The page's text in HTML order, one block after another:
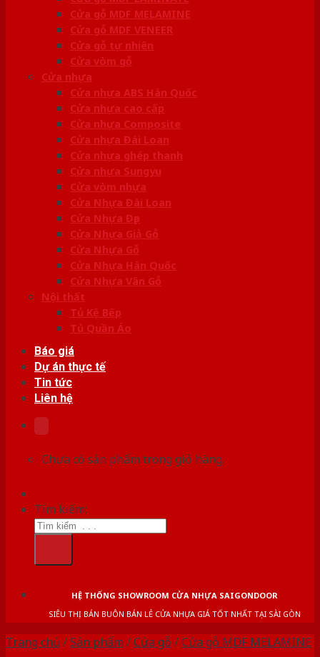
Cửa gỗ MDF MELAMINE
Cửa gỗ MDF VENEER
Cửa gỗ tự nhiên
Cửa vòm gỗ
Cửa nhựa
Cửa nhựa ABS Hàn Quốc
Cửa nhựa cao cấp
Cửa nhựa Composite
Cửa nhựa Đài Loan
Cửa nhựa ghép thanh
Cửa nhựa Sungyu
Cửa vòm nhựa
Cửa Nhựa Đài Loan
Cửa Nhựa Đẹp
Cửa Nhựa Giả Gỗ
Cửa Nhựa Gỗ
Cửa Nhựa Hàn Quốc
Cửa Nhựa Vân Gỗ
Nội thất
Tủ Kệ Bếp
Tủ Quần Áo
Báo giá
Dự án thực tế
Tin tức
Liên hệ
Chưa có sản phẩm trong giỏ hàng.
Tìm kiếm:
HỆ THỐNG SHOWROOM CỬA NHỰA SAIGONDOOR
SIÊU THỊ BÁN BUÔN BÁN LẺ CỬA NHỰA GIÁ TỐT NHẤT TẠI SÀI GÒN
Trang chủ /Sản phẩm /Cửa gỗ /Cửa gỗ MDF MELAMINE